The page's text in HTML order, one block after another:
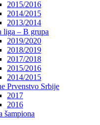
2015/2016
2014/2015
2013/2014
liga – B grupa
2019/2020
2018/2019
2017/2018
2015/2016
2014/2015
Prvenstvo Srbije
2017
2016
šampiona